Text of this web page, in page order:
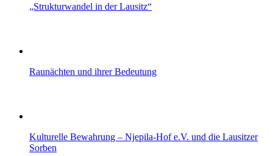
„Strukturwandel in der Lausitz“
Raunächten und ihrer Bedeutung
Kulturelle Bewahrung – Njepila‑Hof e.V. und die Lausitzer
Sorben